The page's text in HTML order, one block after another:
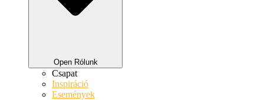
Open Rólunk
Csapat
Inspiráció
Események